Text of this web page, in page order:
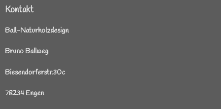
Kontakt
Ball-Naturholzdesign
Bruno Ballweg
Biesendorferstr.30c
78234 Engen